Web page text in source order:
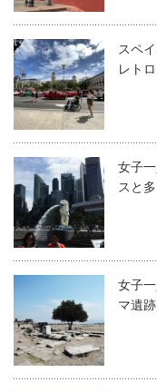
スペ
レト
女子
スと
女子
マ遺